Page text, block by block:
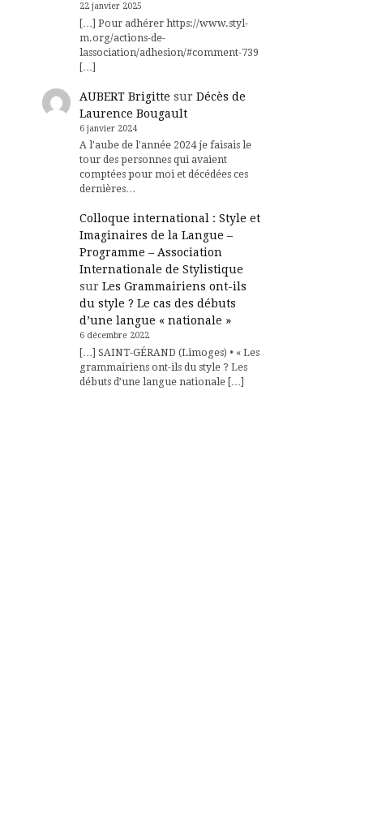
22 janvier 2025
[…] Pour adhérer https://www.styl-
m.org/actions-de-
lassociation/adhesion/#comment-739
[…]
AUBERT Brigitte sur Décès de
Laurence Bougault
6 janvier 2024
A l'aube de l'année 2024 je faisais le
tour des personnes qui avaient
comptées pour moi et décédées ces
dernières…
Colloque international : Style et
Imaginaires de la Langue –
Programme – Association
Internationale de Stylistique
sur Les Grammairiens ont-ils
du style ? Le cas des débuts
d’une langue « nationale »
6 décembre 2022
[…] SAINT-GÉRAND (Limoges) • « Les
grammairiens ont-ils du style ? Les
débuts d’une langue nationale […]